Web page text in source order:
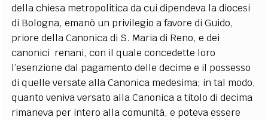
della chiesa metropolitica da cui dipendeva la diocesi
di Bologna, emanò un privilegio a favore di Guido,
priore della Canonica di S. Maria di Reno, e dei
canonici renani, con il quale concedette loro
l’esenzione dal pagamento delle decime e il possesso
di quelle versate alla Canonica medesima; in tal modo,
quanto veniva versato alla Canonica a titolo di decima
rimaneva per intero alla comunità, e poteva essere